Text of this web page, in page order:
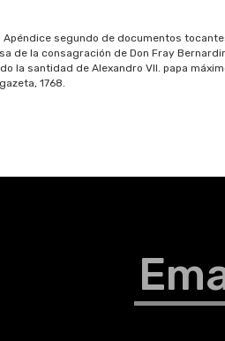
segundo de documentos
de la consagración de Don Fray
la santidad de Alexandro VII. papa
1768.